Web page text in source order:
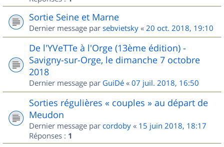
Sortie Seine et Marne
Dernier message par sebvietsky « 20 oct. 2018, 19:10
De l'YVeTTe à l'Orge (13ème édition) -
Savigny-sur-Orge, le dimanche 7 octobre
2018
Dernier message par GuiDé « 07 juil. 2018, 16:50
Sorties régulières « couples » au départ de
Meudon
Dernier message par cordoby « 15 juin 2018, 18:17
Réponses : 1